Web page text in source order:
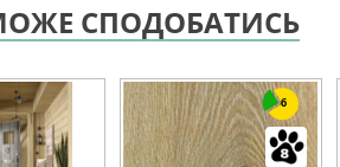
СПОДОБАТИСЬ
6